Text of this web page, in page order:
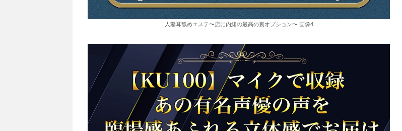
人妻耳舐めエステ〜店に内緒の最高の裏オプション〜 画像4